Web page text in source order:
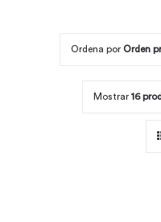
Ordena por Orden
Mostrar 16